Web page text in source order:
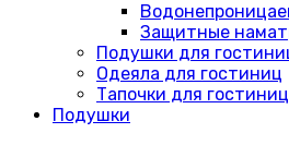
Защитные
Подушки для
Одеяла для гостиниц
Тапочки для
Подушки